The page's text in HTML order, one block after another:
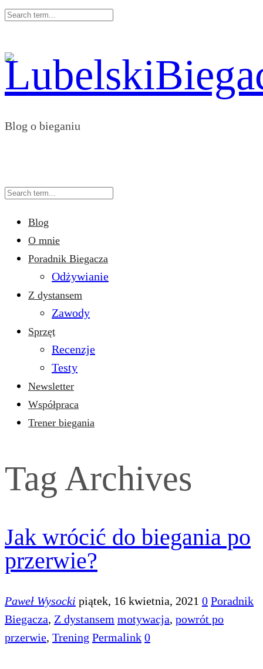
Blog o bieganiu
Blog
O mnie
Poradnik Biegacza
Odżywianie
Z dystansem
Zawody
Sprzęt
Recenzje
Testy
Newsletter
Współpraca
Trener biegania
Tag Archives
Jak wrócić do biegania po
przerwie?
Paweł Wysocki piątek, 16 kwietnia, 2021 0 Poradnik
Biegacza, Z dystansem motywacja, powrót po
przerwie, Trening Permalink 0